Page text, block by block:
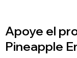
Apoye el
Pineapple